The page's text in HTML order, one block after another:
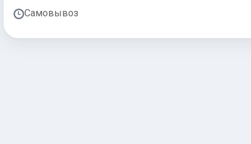
Самовывоз